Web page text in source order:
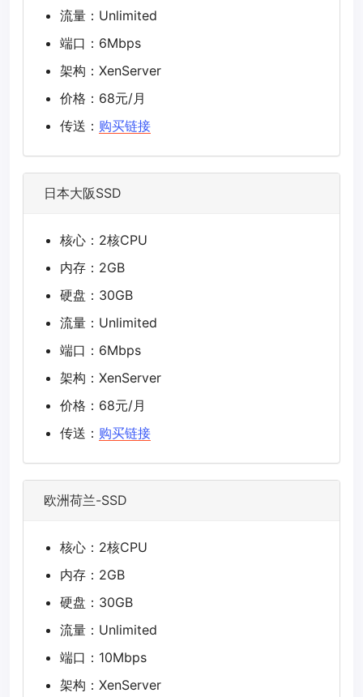
流量：Unlimited
端口：6Mbps
架构：XenServer
价格：68元/月
传送： 购买链接
日本大阪SSD
核心：2核CPU
内存：2GB
硬盘：30GB
流量：Unlimited
端口：6Mbps
架构：XenServer
价格：68元/月
传送： 购买链接
欧洲荷兰-SSD
核心：2核CPU
内存：2GB
硬盘：30GB
流量：Unlimited
端口：10Mbps
架构：XenServer